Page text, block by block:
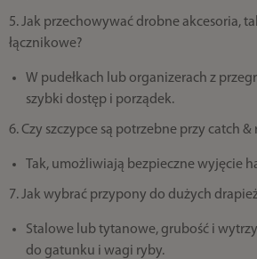
5. Jak przechowywać drobne akcesoria,
łącznikowe?
W pudełkach lub organizerach z
szybki dostęp i porządek.
6. Czy szczypce są potrzebne przy catch &
Tak, umożliwiają bezpieczne wyjęcie
7. Jak wybrać przypony do dużych
Stalowe lub tytanowe, grubość i
do gatunku i wagi ryby.